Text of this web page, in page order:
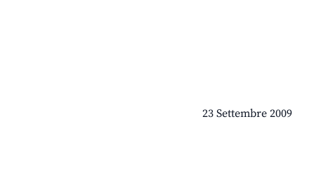
23 Settembre 2009